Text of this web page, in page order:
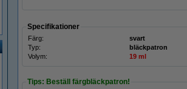
Specifikationer
Färg: svart
Typ:
bläckpatron
Volym:
19 ml
Tips: Beställ färgbläckpatron!